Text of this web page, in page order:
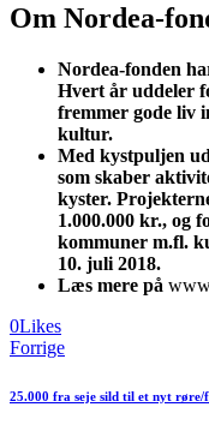
Om Nordea-
Nordea-fonden
Hvert år uddeler
fremmer gode liv
kultur.
Med kystpuljen
som skaber
kyster.
1.000.000 kr., og
kommuner m.fl.
10. juli 2018.
Læs mere på
0Likes
Forrige
25.000 fra seje sild til et nyt røre/